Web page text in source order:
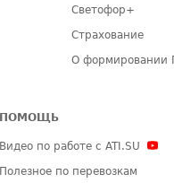
Светофор+
Страхование
О формировании
ПОМОЩЬ
Видео по работе с ATI.SU
Полезное по перевозкам